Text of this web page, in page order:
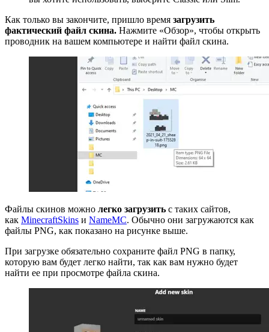
Как только вы закончите, пришло время загрузить
фактический файл скина. Нажмите «Обзор», чтобы открыть
проводник на вашем компьютере и найти файл скина.
Файлы скинов можно легко загрузить с таких сайтов,
как MinecraftSkins и NameMC. Обычно они загружаются как
файлы PNG, как показано на рисунке выше.
При загрузке обязательно сохраните файл PNG в папку,
которую вам будет легко найти, так как вам нужно будет
найти ее при просмотре файла скина.